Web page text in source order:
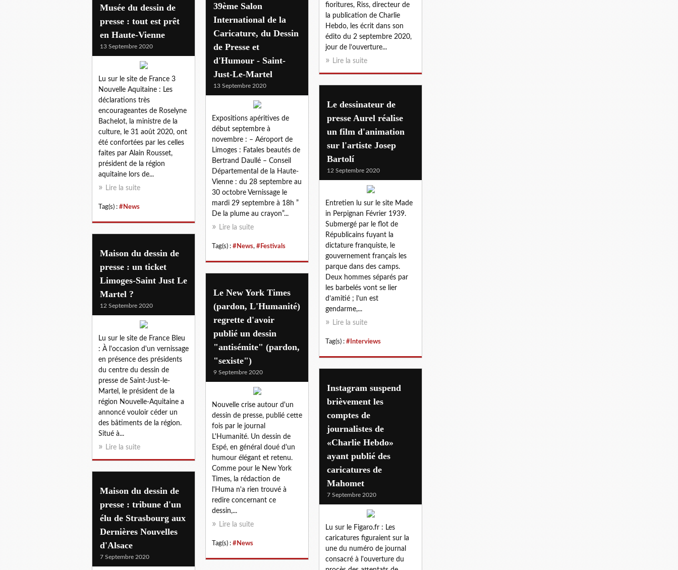
fioritures, Riss, directeur de
la publication de Charlie
Hebdo, les écrit dans son
édito du 2 septembre 2020,
jour de l’ouverture...
Lire la suite
39ème Salon
International de la
Caricature, du Dessin
de Presse et
d'Humour - Saint-
Just-Le-Martel
13 Septembre 2020
Expositions apéritives de
début septembre à
novembre : – Aéroport de
Limoges : Fatales beautés de
Bertrand Daullé – Conseil
Départemental de la Haute-
Vienne : du 28 septembre au
30 octobre Vernissage le
mardi 29 septembre à 18h ”
De la plume au crayon”...
Lire la suite
Tag(s) : #News, #Festivals
Musée du dessin de
presse : tout est prêt
en Haute-Vienne
13 Septembre 2020
Lu sur le site de France 3
Nouvelle Aquitaine : Les
déclarations très
encourageantes de Roselyne
Bachelot, la ministre de la
culture, le 31 août 2020, ont
été confortées par les celles
faites par Alain Rousset,
président de la région
aquitaine lors de...
Lire la suite
Tag(s) : #News
Le dessinateur de
presse Aurel réalise
un film d'animation
sur l'artiste Josep
Bartolí
12 Septembre 2020
Entretien lu sur le site Made
in Perpignan Février 1939.
Submergé par le flot de
Républicains fuyant la
dictature franquiste, le
gouvernement français les
parque dans des camps.
Deux hommes séparés par
les barbelés vont se lier
d’amitié ; l’un est
gendarme,...
Lire la suite
Tag(s) : #Interviews
Maison du dessin de
presse : un ticket
Limoges-Saint Just Le
Martel ?
12 Septembre 2020
Lu sur le site de France Bleu
: À l'occasion d'un vernissage
en présence des présidents
du centre du dessin de
presse de Saint-Just-le-
Martel, le président de la
région Nouvelle-Aquitaine a
annoncé vouloir céder un
des bâtiments de la région.
Situé à...
Lire la suite
Le New York Times
(pardon, L'Humanité)
regrette d'avoir
publié un dessin
"antisémite" (pardon,
"sexiste")
9 Septembre 2020
Nouvelle crise autour d'un
dessin de presse, publié cette
fois par le journal
L'Humanité. Un dessin de
Espé, en général doué d'un
humour élégant et retenu.
Comme pour le New York
Times, la rédaction de
l'Huma n'a rien trouvé à
redire concernant ce
dessin,...
Lire la suite
Tag(s) : #News
Instagram suspend
brièvement les
comptes de
journalistes de
«Charlie Hebdo»
ayant publié des
caricatures de
Mahomet
7 Septembre 2020
Lu sur le Figaro.fr : Les
caricatures figuraient sur la
une du numéro de journal
consacré à l'ouverture du
Maison du dessin de
presse : tribune d'un
élu de Strasbourg aux
Dernières Nouvelles
d'Alsace
7 Septembre 2020